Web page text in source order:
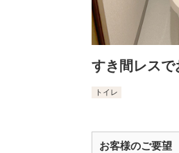
すき間レス
トイレ
お客様のご要望